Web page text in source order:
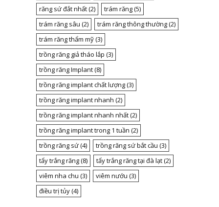
răng sứ đắt nhất(2) trám răng(5)
trám răng sâu (2) trám răng thông thường(2)
trám răng thẩm mỹ(3)
trồng răng giả tháo lắp (3)
trồng răng Implant(8)
trồng răng implant chất lượng(3)
trồng răng implant nhanh (2)
trồng răng implant nhanh nhất(2)
trồng răng implant trong 1 tuần (2)
trồng răng sứ(4) trồng răng sứ bắt cầu (3)
tẩy trắng răng(8) tẩy trắng răng tại đà lạt(2)
viêm nha chu (3) viêm nướu (3)
điều trị tủy(4)